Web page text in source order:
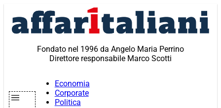
contenuto
Fondato nel 1996 da Angelo Maria Perrino
Direttore responsabile Marco Scotti
Economia
Corporate
Politica